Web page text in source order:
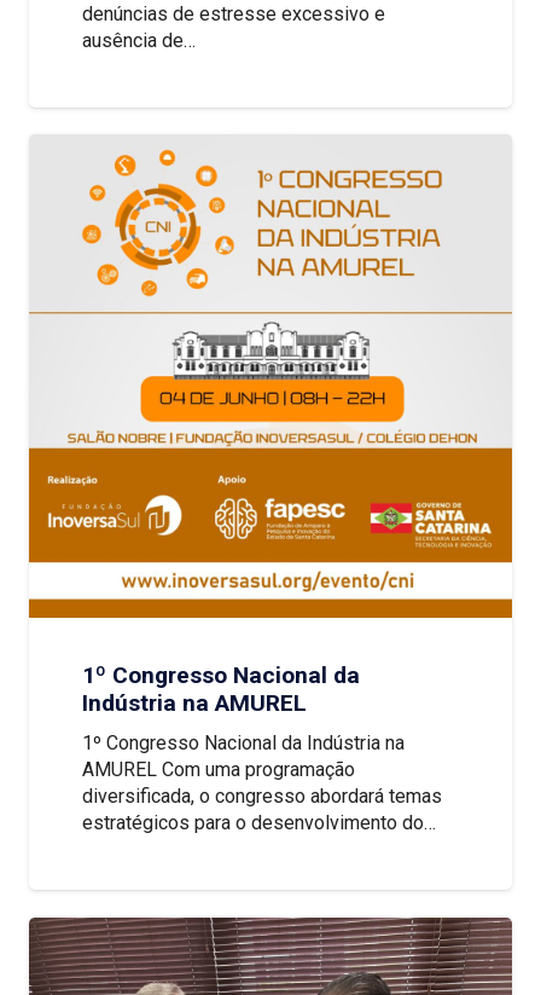
denúncias de estresse excessivo e
ausência de…
1º Congresso Nacional da
Indústria na AMUREL
1º Congresso Nacional da Indústria na
AMUREL Com uma programação
diversificada, o congresso abordará temas
estratégicos para o desenvolvimento do…